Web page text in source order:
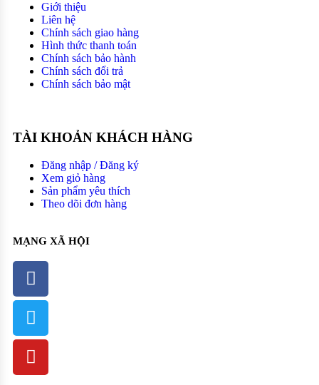
Giới thiệu
Liên hệ
Chính sách giao hàng
Hình thức thanh toán
Chính sách bảo hành
Chính sách đổi trả
Chính sách bảo mật
TÀI KHOẢN KHÁCH HÀNG
Đăng nhập / Đăng ký
Xem giỏ hàng
Sản phẩm yêu thích
Theo dõi đơn hàng
MẠNG XÃ HỘI